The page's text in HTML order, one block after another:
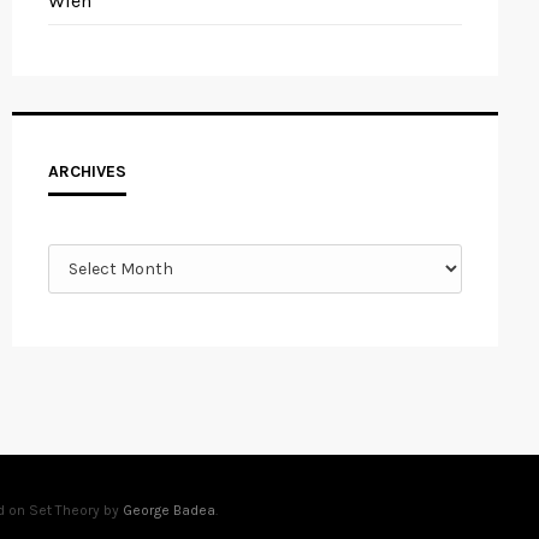
ARCHIVES
on Set Theory by George Badea.